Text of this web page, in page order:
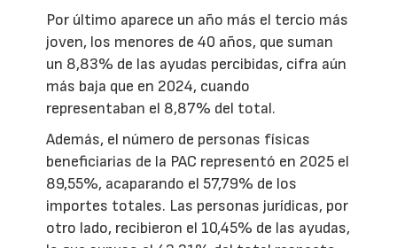
Por último aparece un año más el tercio más
joven, los menores de 40 años, que suman
un 8,83% de las ayudas percibidas, cifra aún
más baja que en 2024, cuando
representaban el 8,87% del total.
Además, el número de personas físicas
beneficiarias de la PAC representó en 2025 el
89,55%, acaparando el 57,79% de los
importes totales. Las personas jurídicas, por
otro lado, recibieron el 10,45% de las ayudas,